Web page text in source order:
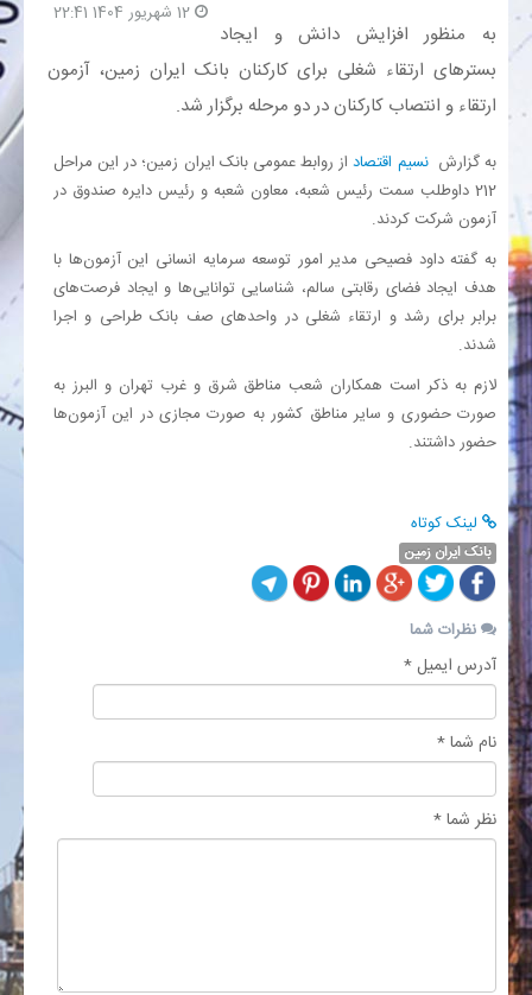
بانک
اقتصاد
خانه
به منظور افزایش دانش و ایجاد
بستر‌های ارتقاء شغلی برای کارکنان بانک ایران زمین، آزمون
ارتقاء و انتصاب کارکنان در دو مرحله برگزار شد.
به گزارش نسیم اقتصاداز روابط عمومی بانک ایران زمین؛ در این مراحل
212 داوطلب سمت رئیس شعبه، معاون شعبه و رئیس دایره صندوق در
آزمون شرکت کردند.
به گفته داود فصیحی مدیر امور توسعه سرمایه انسانی این آزمون‌ها با
هدف ایجاد فضای رقابتی سالم، شناسایی توانایی‌ها و ایجاد فرصت‌های
برابر برای رشد و ارتقاء شغلی در واحد‌های صف بانک طراحی و اجرا
شدند.
لازم به ذکر است همکاران شعب مناطق شرق و غرب تهران و البرز به
صورت حضوری و سایر مناطق کشور به صورت مجازی در این آزمون‌ها
حضور داشتند.
لینک کوتاه
بانک ایران زمین
نظرات شما
آدرس ایمیل *
نام شما *
نظر شما *